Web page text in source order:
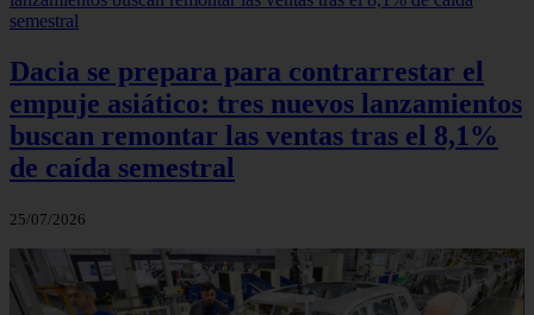
Dacia se prepara para contrarrestar el
empuje asiático: tres nuevos lanzamientos
buscan remontar las ventas tras el 8,1%
de caída semestral
25/07/2026